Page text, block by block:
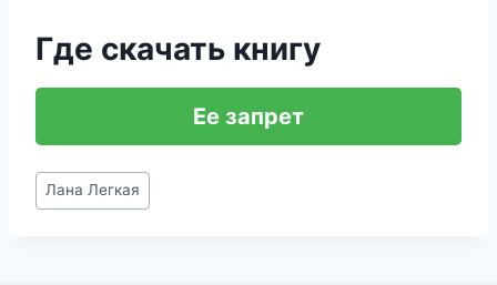
Где скачать книгу
Ее запрет
Метки
записи:
Лана Легкая